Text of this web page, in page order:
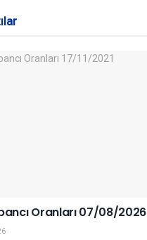
Oranları 07/08/2026